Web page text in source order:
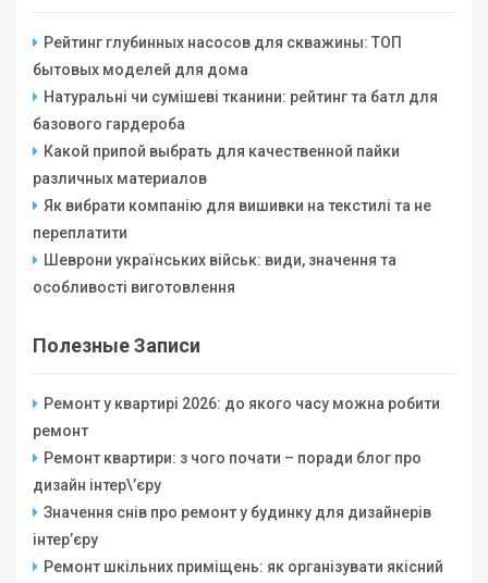
Рейтинг глубинных насосов для скважины: ТОП
бытовых моделей для дома
Натуральні чи сумішеві тканини: рейтинг та батл для
базового гардероба
Какой припой выбрать для качественной пайки
различных материалов
Як вибрати компанію для вишивки на текстилі та не
переплатити
Шеврони українських військ: види, значення та
особливості виготовлення
Полезные Записи
Ремонт у квартирі 2026: до якого часу можна робити
ремонт
Ремонт квартири: з чого почати – поради блог про
дизайн інтер\’єру
Значення снів про ремонт у будинку для дизайнерів
інтер’єру
Ремонт шкільних приміщень: як організувати якісний